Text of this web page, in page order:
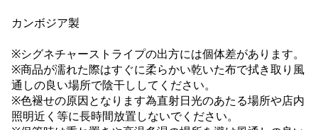
カンボジア製
※シグネチャーストライプの出方には個体差があります。
※商品が濡れた際はすぐに柔らかい乾いた布で拭き取り風
通しの良い場所で陰干ししてください。
※色褪せの原因となります為直射日光のあたる場所や店内
照明近く等に長時間放置しないでください。